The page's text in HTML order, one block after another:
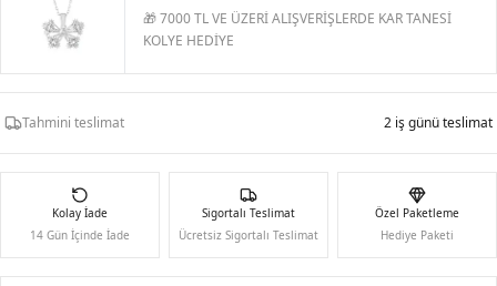
🎁 7000 TL VE ÜZERİ ALIŞVERİŞLERDE KAR TANESİ
KOLYE HEDİYE
Tahmini teslimat 2 iş günü teslimat
Kolay İade
14 Gün İçinde İade
Sigortalı Teslimat
Ücretsiz Sigortalı Teslimat
Özel Paketleme
Hediye Paketi